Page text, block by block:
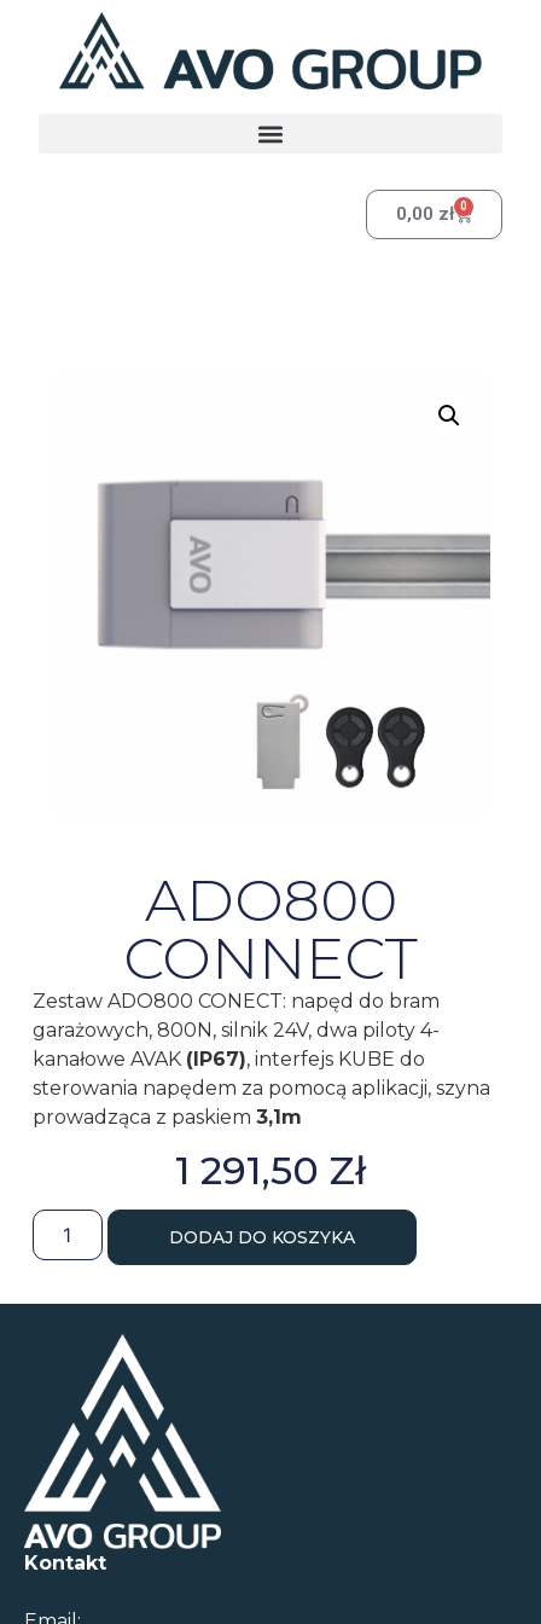
0,00 zł 0
ADO800
CONNECT
Zestaw ADO800 CONECT: napęd do bram
garażowych, 800N, silnik 24V, dwa piloty 4-
kanałowe AVAK (IP67), interfejs KUBE do
sterowania napędem za pomocą aplikacji, szyna
prowadząca z paskiem 3,1m
1 291,50 Zł
DODAJ DO KOSZYKA
Kontakt